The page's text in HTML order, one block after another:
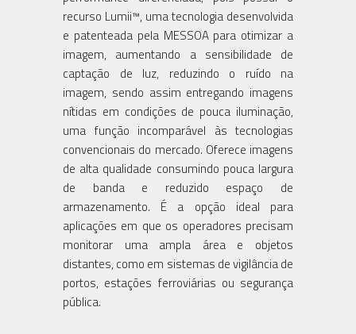
recurso Lumii™, uma tecnologia desenvolvida
e patenteada pela MESSOA para otimizar a
imagem, aumentando a sensibilidade de
captação de luz, reduzindo o ruído na
imagem, sendo assim entregando imagens
nítidas em condições de pouca iluminação,
uma função incomparável às tecnologias
convencionais do mercado. Oferece imagens
de alta qualidade consumindo pouca largura
de banda e reduzido espaço de
armazenamento. É a opção ideal para
aplicações em que os operadores precisam
monitorar uma ampla área e objetos
distantes, como em sistemas de vigilância de
portos, estações ferroviárias ou segurança
pública.